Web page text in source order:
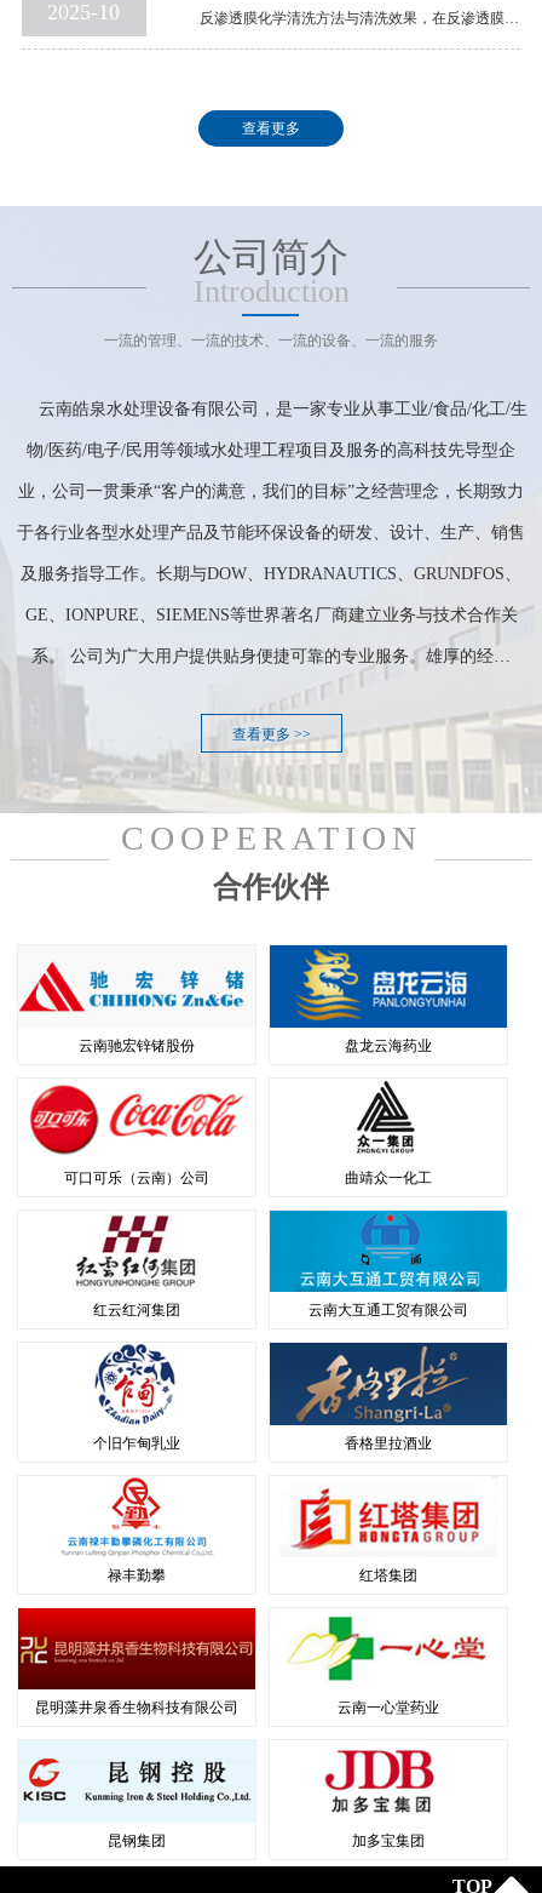
2025-10 反渗透膜化学清洗方法与清洗效果，在反渗透膜污染后，我们需要通过清洗，以恢复其使用性能。各个反…
查看更多
公司简介
Introduction
一流的管理、一流的技术、一流的设备、一流的服务
云南皓泉水处理设备有限公司，是一家专业从事工业/食品/化工/生
物/医药/电子/民用等领域水处理工程项目及服务的高科技先导型企
业，公司一贯秉承“客户的满意，我们的目标”之经营理念，长期致力
于各行业各型水处理产品及节能环保设备的研发、设计、生产、销售
及服务指导工作。长期与DOW、HYDRANAUTICS、GRUNDFOS、
GE、IONPURE、SIEMENS等世界著名厂商建立业务与技术合作关
系。 公司为广大用户提供贴身便捷可靠的专业服务。雄厚的经…
查看更多 >>
COOPERATION
合作伙伴
云南驰宏锌锗股份 盘龙云海药业
可口可乐（云南）公司 曲靖众一化工
红云红河集团 云南大互通工贸有限公司
个旧乍甸乳业 香格里拉酒业
禄丰勤攀 红塔集团
昆明藻井泉香生物科技有限公司 云南一心堂药业
昆钢集团 加多宝集团
TOP